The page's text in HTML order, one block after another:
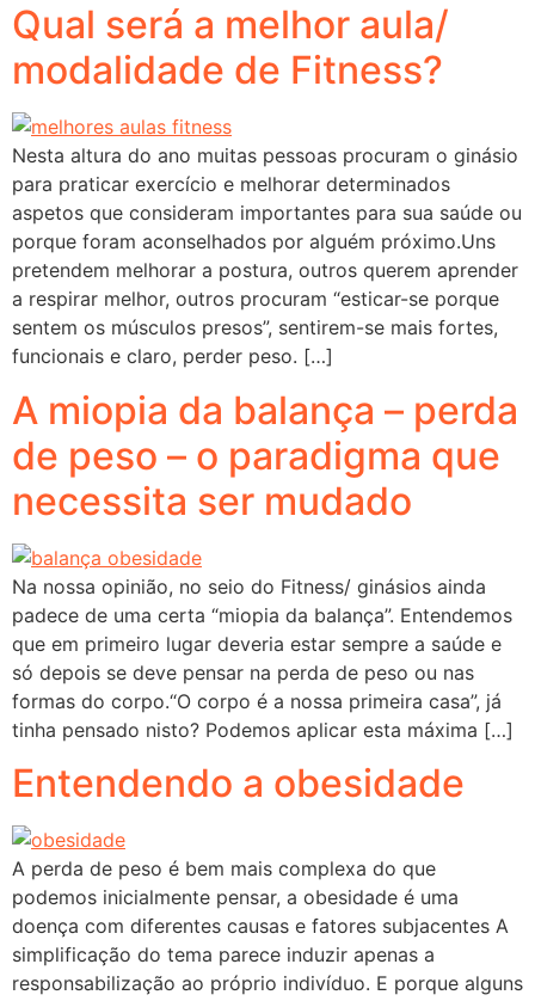
Qual será a melhor aula/
modalidade de Fitness?
Nesta altura do ano muitas pessoas procuram o ginásio
para praticar exercício e melhorar determinados
aspetos que consideram importantes para sua saúde ou
porque foram aconselhados por alguém próximo.Uns
pretendem melhorar a postura, outros querem aprender
a respirar melhor, outros procuram “esticar-se porque
sentem os músculos presos”, sentirem-se mais fortes,
funcionais e claro, perder peso. […]
A miopia da balança – perda
de peso – o paradigma que
necessita ser mudado
Na nossa opinião, no seio do Fitness/ ginásios ainda
padece de uma certa “miopia da balança”. Entendemos
que em primeiro lugar deveria estar sempre a saúde e
só depois se deve pensar na perda de peso ou nas
formas do corpo.“O corpo é a nossa primeira casa”, já
tinha pensado nisto? Podemos aplicar esta máxima […]
Entendendo a obesidade
A perda de peso é bem mais complexa do que
podemos inicialmente pensar, a obesidade é uma
doença com diferentes causas e fatores subjacentes A
simplificação do tema parece induzir apenas a
responsabilização ao próprio indivíduo. E porque alguns